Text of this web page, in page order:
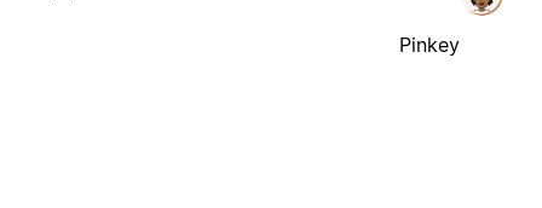
Pinkey